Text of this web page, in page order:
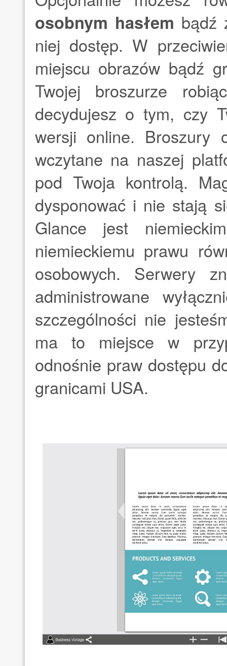
osobnym hasłem bądź
niej dostęp. W
miejscu obrazów bądź
Twojej broszurze
decydujesz o tym, czy
wersji online. Broszury
wczytane na naszej
pod Twoja kontrolą.
dysponować i nie stają
Glance jest
niemieckiemu prawu
osobowych. Serwery
administrowane
szczególności nie
ma to miejsce w
odnośnie praw dostępu
granicami USA.